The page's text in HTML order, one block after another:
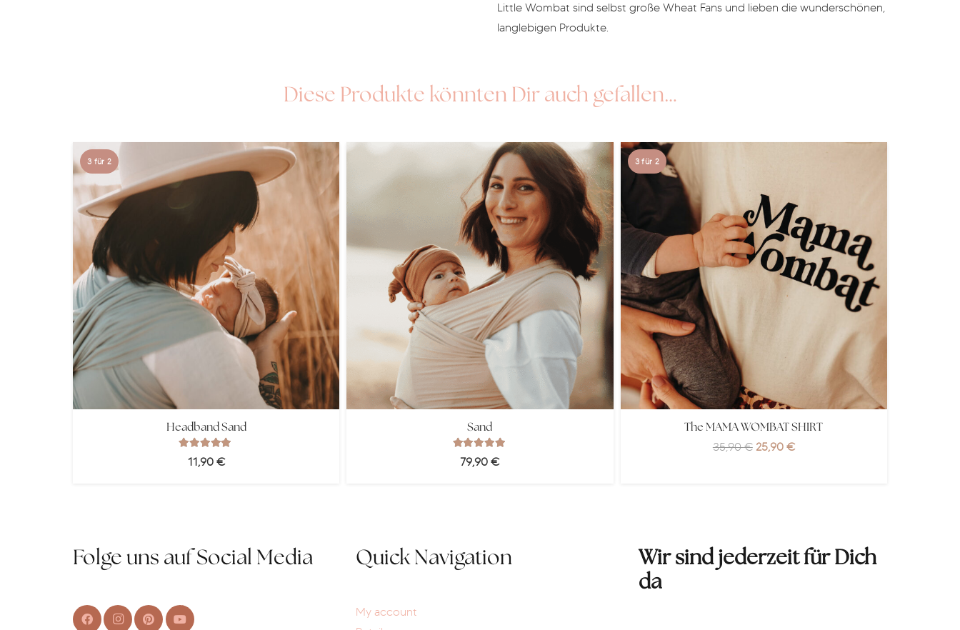
Laura
Dusty Olive
Laura
Little Wombat
Mehr Rezensionen anzeigen (84)
Little Wombat sind selbst große Wheat Fans und lieben die wunderschönen,
langlebigen Produkte.
Diese Produkte könnten Dir auch gefallen…
3 für 2
Headband Sand
Bewertet mit
11,90 €
Sand
Bewertet mit
79,90€
3 für 2
The MAMA WOMBAT SHIRT
35,90€ Ursprünglicher
25,90 €Aktueller
Folge uns auf Social Media Quick Navigation
My account
Wir sind jederzeit für Dich
da